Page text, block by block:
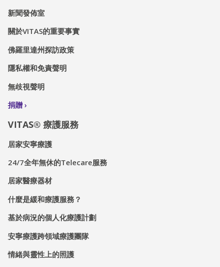
新聞發佈室
關於VITAS的重要事實
佛羅里達州探訪政策
隱私權和免責聲明
無歧視聲明
捐贈
VITAS® 療護服務
居家安寧療護
24/7全年無休的Telecare服務
居家醫療器材
什麼是緩和療護服務？
基於病況的個人化療護計劃
安寧療護跨領域療護團隊
情緒與靈性上的照護